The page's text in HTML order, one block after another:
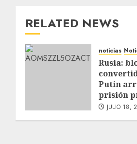
RELATED NEWS
noticias
Rusia:
Putin
prisión
JULIO 18,